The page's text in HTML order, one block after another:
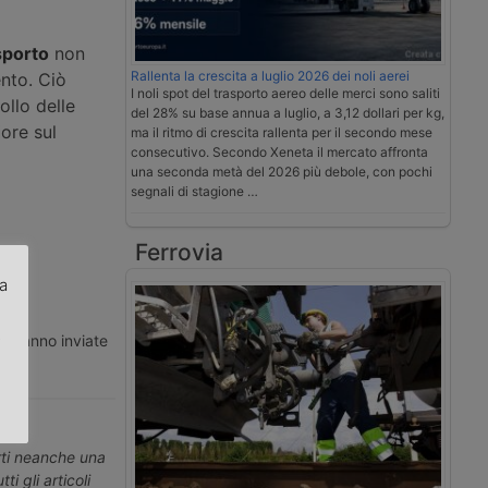
non
Ciò
delle
sul
vanno inviate
neanche una
gli articoli
Rallenta la crescita a luglio 2026 dei noli aerei
I noli spot del trasporto aereo delle merci sono saliti
del 28% su base annua a luglio, a 3,12 dollari per kg,
ma il ritmo di crescita rallenta per il secondo mese
consecutivo. Secondo Xeneta il mercato affronta
una seconda metà del 2026 più debole, con pochi
segnali di stagione …
Ferrovia